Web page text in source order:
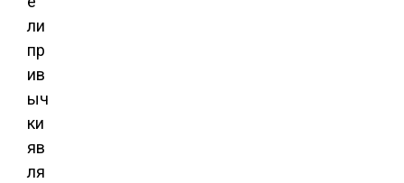
ли
пр
ив
ыч
ки
яв
ля